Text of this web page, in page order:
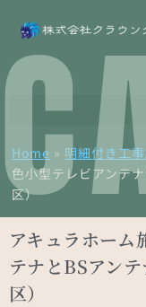
Home » 明細付き工
色小型テレビアンテ
区）
アキュラホーム
テナとBSアン
区）